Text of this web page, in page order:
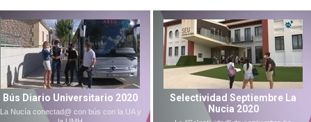
Bús Diario Universitario 2020
La Nucía conectad@ con bús con la UA y
Selectividad Septiembre La
Nucia 2020